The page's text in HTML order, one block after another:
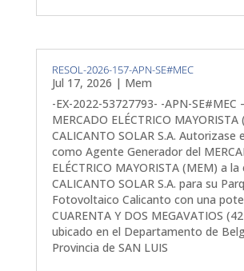
RESOL-2026-157-APN-SE#MEC
Jul 17, 2026 | Mem
-EX-2022-53727793- -APN-SE#MEC
MERCADO ELÉCTRICO
CALICANTO SOLAR S.A. Autorizase
como Agente Generador del
ELÉCTRICO MAYORISTA (MEM) a
CALICANTO SOLAR S.A. para su
Fotovoltaico Calicanto con una
CUARENTA Y DOS MEGAVATIOS
ubicado en el Departamento de
Provincia de SAN LUIS